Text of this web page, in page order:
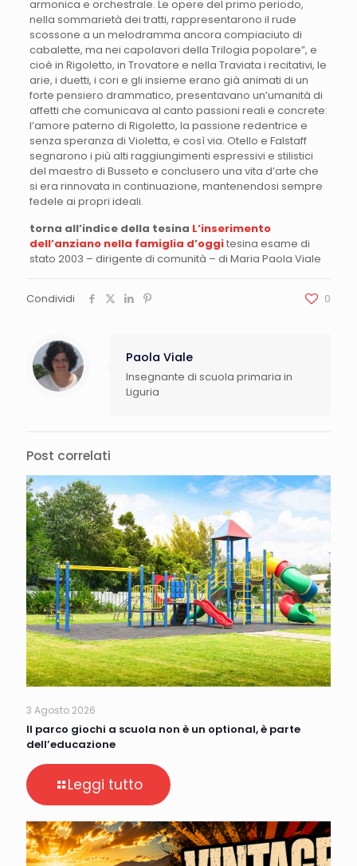
armonica e orchestrale. Le opere del primo periodo,
nella sommarietà dei tratti, rappresentarono il rude
scossone a un melodramma ancora compiaciuto di
cabalette, ma nei capolavori della Trilogia popolare”, e
cioè in Rigoletto, in Trovatore e nella Traviata i recitativi, le
arie, i duetti, i cori e gli insieme erano già animati di un
forte pensiero drammatico, presentavano un’umanità di
affetti che comunicava al canto passioni reali e concrete:
l’amore paterno di Rigoletto, la passione redentrice e
senza speranza di Violetta, e così via. Otello e Falstaff
segnarono i più alti raggiungimenti espressivi e stilistici
del maestro di Busseto e conclusero una vita d’arte che
si era rinnovata in continuazione, mantenendosi sempre
fedele ai propri ideali.
torna all’indice della tesina L’inserimento
dell’anziano nella famiglia d’oggitesina esame di
stato 2003 – dirigente di comunità – di Maria Paola Viale
Condividi 0
Paola Viale
Insegnante di scuola primaria in
Liguria
Post correlati
3 Agosto 2026
Il parco giochi a scuola non è un optional, è parte
dell’educazione
Leggi tutto